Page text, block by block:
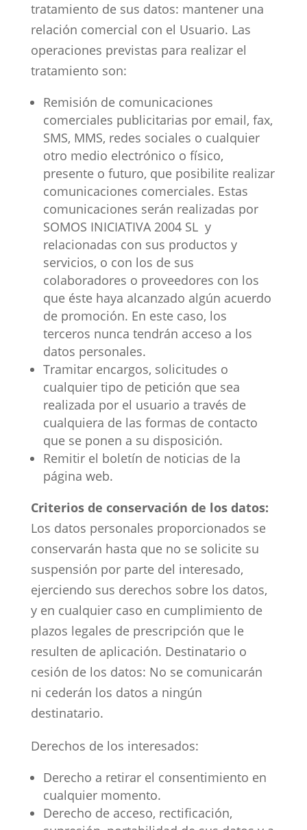
tratamiento de sus datos: mantener una
relación comercial con el Usuario. Las
operaciones previstas para realizar el
tratamiento son:
Remisión de comunicaciones
comerciales publicitarias por email, fax,
SMS, MMS, redes sociales o cualquier
otro medio electrónico o físico,
presente o futuro, que posibilite realizar
comunicaciones comerciales. Estas
comunicaciones serán realizadas por
SOMOS INICIATIVA 2004 SL y
relacionadas con sus productos y
servicios, o con los de sus
colaboradores o proveedores con los
que éste haya alcanzado algún acuerdo
de promoción. En este caso, los
terceros nunca tendrán acceso a los
datos personales.
Tramitar encargos, solicitudes o
cualquier tipo de petición que sea
realizada por el usuario a través de
cualquiera de las formas de contacto
que se ponen a su disposición.
Remitir el boletín de noticias de la
página web.
Criterios de conservación de los datos:
Los datos personales proporcionados se
conservarán hasta que no se solicite su
suspensión por parte del interesado,
ejerciendo sus derechos sobre los datos,
y en cualquier caso en cumplimiento de
plazos legales de prescripción que le
resulten de aplicación. Destinatario o
cesión de los datos: No se comunicarán
ni cederán los datos a ningún
destinatario.
Derechos de los interesados:
Derecho a retirar el consentimiento en
cualquier momento.
Derecho de acceso, rectificación,